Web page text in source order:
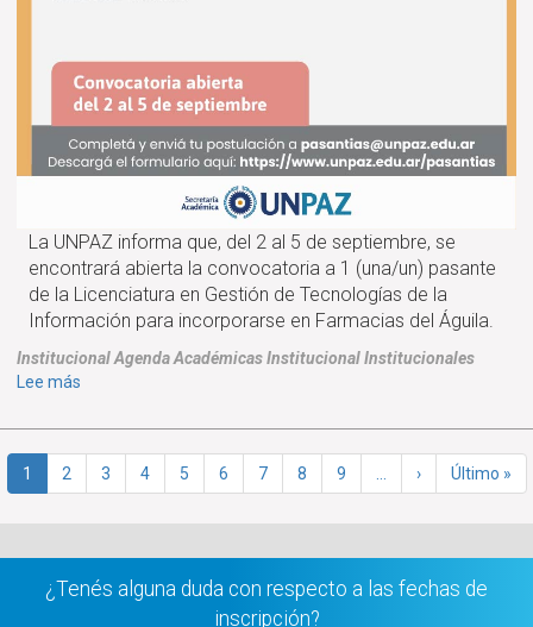
La UNPAZ informa que, del 2 al 5 de septiembre, se
encontrará abierta la convocatoria a 1 (una/un) pasante
de la Licenciatura en Gestión de Tecnologías de la
Información para incorporarse en Farmacias del Águila.
InstitucionalAgendaAcadémicasInstitucionalInstitucionales
Lee más
ABIERTA
A
PASANTÍA
DEL
ÁGUILA
Paginación
Página
actual
1 Página
2 Página
3 Página
4 Página
5 Página
6 Página
7 Página
8 Página
9
Siguiente
página
›
Última
página
Último »
¿Tenés alguna duda con respecto a las fechas de
inscripción?